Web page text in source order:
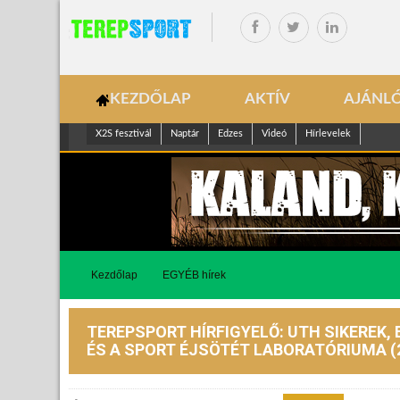
KEZDŐLAP AKTÍV
X2S fesztivál Naptár Edzes Videó Hírlevelek
Kezdőlap EGYÉB hírek
TEREPSPORT HÍRFIGYELŐ: UTH
ÉS A SPORT ÉJSÖTÉT LABORATÓRIUMA